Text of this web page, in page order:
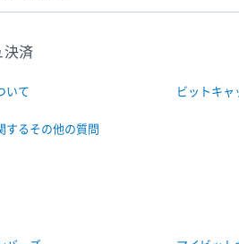
決済
いて ビットキャ
するその他の質問